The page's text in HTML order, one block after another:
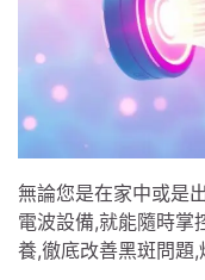
無論您是在家中或是
電波設備,就能隨時掌
養,徹底改善黑斑問題,